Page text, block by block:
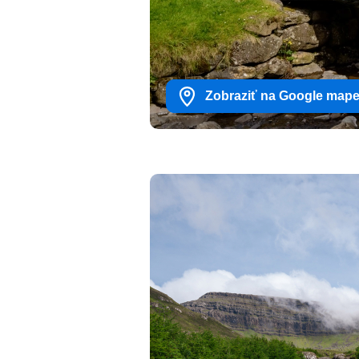
Zobraziť na Google mape